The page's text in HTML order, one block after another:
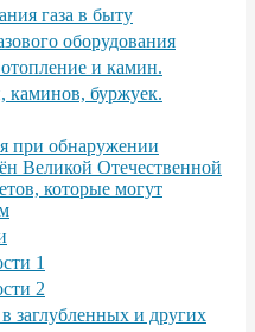
газа в быту
оборудования
и камин.
каминов, буржуек.
при обнаружении
Великой Отечественной
которые могут
1
2
заглубленных и других